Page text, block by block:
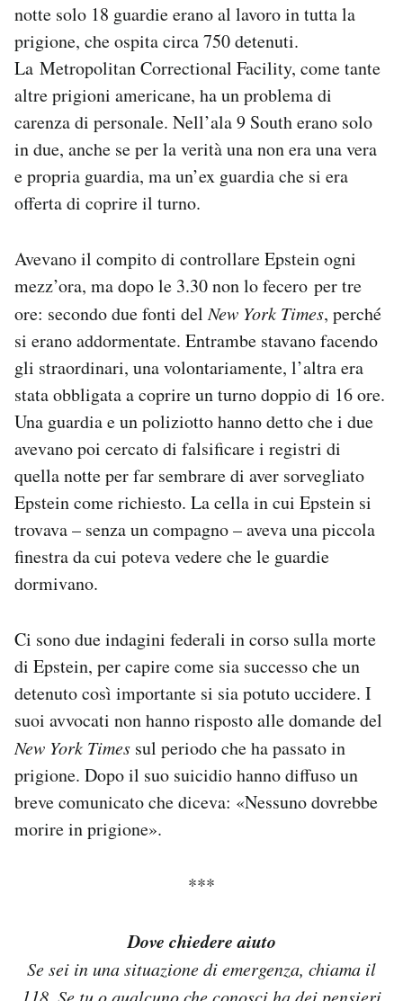
notte solo 18 guardie erano al lavoro in tutta la
prigione, che ospita circa 750 detenuti.
La Metropolitan Correctional Facility, come tante
altre prigioni americane, ha un problema di
carenza di personale. Nell’ala 9 South erano solo
in due, anche se per la verità una non era una vera
e propria guardia, ma un’ex guardia che si era
offerta di coprire il turno.
Avevano il compito di controllare Epstein ogni
mezz’ora, ma dopo le 3.30 non lo fecero per tre
ore: secondo due fonti delNew York Times, perché
si erano addormentate. Entrambe stavano facendo
gli straordinari, una volontariamente, l’altra era
stata obbligata a coprire un turno doppio di 16 ore.
Una guardia e un poliziotto hanno detto che i due
avevano poi cercato di falsificare i registri di
quella notte per far sembrare di aver sorvegliato
Epstein come richiesto. La cella in cui Epstein si
trovava – senza un compagno – aveva una piccola
finestra da cui poteva vedere che le guardie
dormivano.
Ci sono due indagini federali in corso sulla morte
di Epstein, per capire come sia successo che un
detenuto così importante si sia potuto uccidere. I
suoi avvocati non hanno risposto alle domande del
New York Times sul periodo che ha passato in
prigione. Dopo il suo suicidio hanno diffuso un
breve comunicato che diceva: «Nessuno dovrebbe
morire in prigione».
***
Dove chiedere aiuto
Se sei in una situazione di emergenza, chiama il
118. Se tu o qualcuno che conosci ha dei pensieri